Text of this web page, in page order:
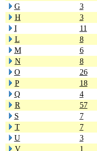
G
3
H
3
I
11
L
8
M
6
N
8
O
26
P
18
Q
4
R
57
S
7
T
7
U
3
V
1